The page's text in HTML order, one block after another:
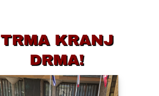
TRMA KRANJ
DRMA!